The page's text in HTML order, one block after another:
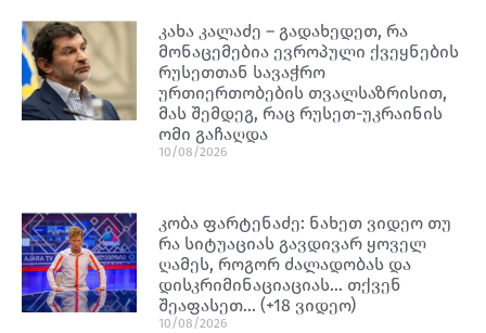
კახა კალაძე – გადახედეთ, რა
მონაცემებია ევროპული ქვეყნების
რუსეთთან სავაჭრო
ურთიერთობების თვალსაზრისით,
მას შემდეგ, რაც რუსეთ-უკრაინის
ომი გაჩაღდა
10/08/2026
კობა ფარტენაძე: ნახეთ ვიდეო თუ
რა სიტუაციას გავდივარ ყოველ
ღამეს, როგორ ძალადობას და
დისკრიმინაციაციას… თქვენ
შეაფასეთ… (+18 ვიდეო)
10/08/2026